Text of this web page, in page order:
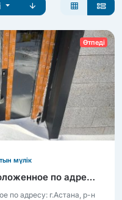
Өтпеді
мүлік
Нежилое помещение, расположенное по адресу: г.Астана, р-н Нура, ул.Култегин, д.4, н.п.16
по адресу: г.Астана, р-н